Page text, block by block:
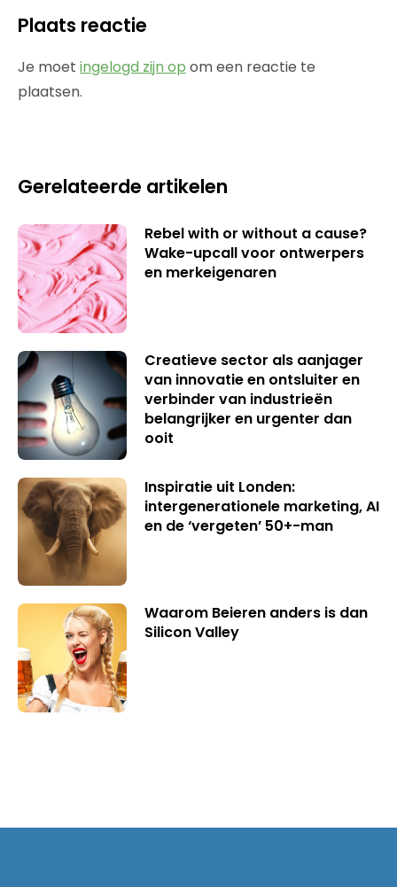
Plaats reactie
Je moet ingelogd zijn op om een reactie te
plaatsen.
Gerelateerde artikelen
Rebel with or without a cause?
Wake-upcall voor ontwerpers
en merkeigenaren
Creatieve sector als aanjager
van innovatie en ontsluiter en
verbinder van industrieën
belangrijker en urgenter dan
ooit
Inspiratie uit Londen:
intergenerationele marketing, AI
en de ‘vergeten’ 50+-man
Waarom Beieren anders is dan
Silicon Valley